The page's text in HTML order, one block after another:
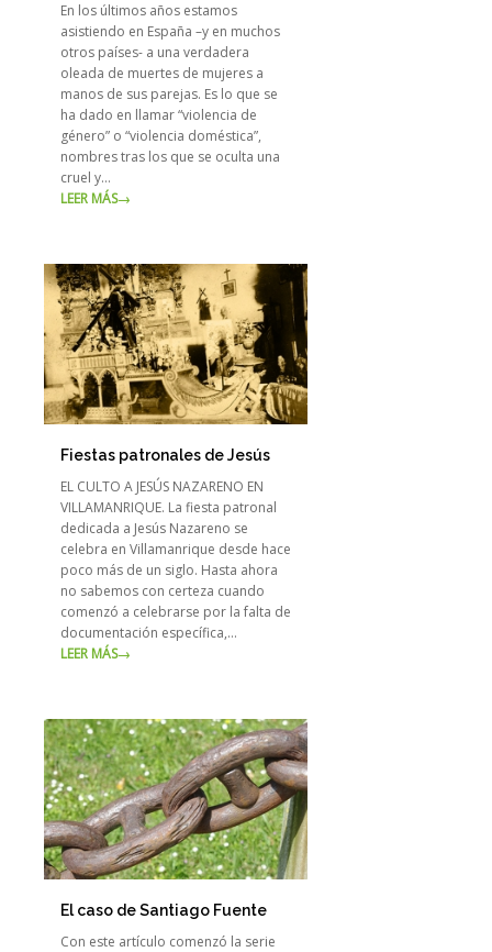
En los últimos años estamos
asistiendo en España –y en muchos
otros países- a una verdadera
oleada de muertes de mujeres a
manos de sus parejas. Es lo que se
ha dado en llamar “violencia de
género” o “violencia doméstica”,
nombres tras los que se oculta una
cruel y…
LEER MÁS→
Fiestas patronales de Jesús
EL CULTO A JESÚS NAZARENO EN
VILLAMANRIQUE. La fiesta patronal
dedicada a Jesús Nazareno se
celebra en Villamanrique desde hace
poco más de un siglo. Hasta ahora
no sabemos con certeza cuando
comenzó a celebrarse por la falta de
documentación específica,…
LEER MÁS→
El caso de Santiago Fuente
Con este artículo comenzó la serie